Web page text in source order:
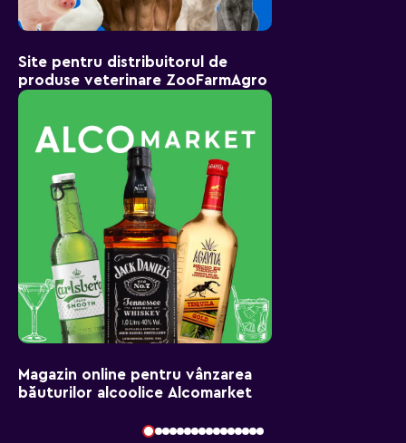
Site pentru distribuitorul de
produse veterinare ZooFarmAgro
Magazin online pentru vânzarea
băuturilor alcoolice Alcomarket